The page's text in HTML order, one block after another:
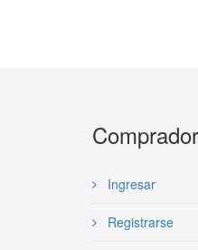
Ingresar
Registrarse